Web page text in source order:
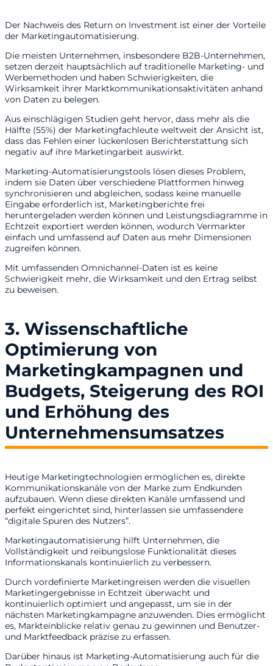
Der Nachweis des Return on Investment ist einer der Vorteile
der Marketingautomatisierung.
Die meisten Unternehmen, insbesondere B2B-Unternehmen,
setzen derzeit hauptsächlich auf traditionelle Marketing- und
Werbemethoden und haben Schwierigkeiten, die
Wirksamkeit ihrer Marktkommunikationsaktivitäten anhand
von Daten zu belegen.
Aus einschlägigen Studien geht hervor, dass mehr als die
Hälfte (55%) der Marketingfachleute weltweit der Ansicht ist,
dass das Fehlen einer lückenlosen Berichterstattung sich
negativ auf ihre Marketingarbeit auswirkt.
Marketing-Automatisierungstools lösen dieses Problem,
indem sie Daten über verschiedene Plattformen hinweg
synchronisieren und abgleichen, sodass keine manuelle
Eingabe erforderlich ist, Marketingberichte frei
heruntergeladen werden können und Leistungsdiagramme in
Echtzeit exportiert werden können, wodurch Vermarkter
einfach und umfassend auf Daten aus mehr Dimensionen
zugreifen können.
Mit umfassenden Omnichannel-Daten ist es keine
Schwierigkeit mehr, die Wirksamkeit und den Ertrag selbst
zu beweisen.
3. Wissenschaftliche
Optimierung von
Marketingkampagnen und
Budgets, Steigerung des ROI
und Erhöhung des
Unternehmensumsatzes
Heutige Marketingtechnologien ermöglichen es, direkte
Kommunikationskanäle von der Marke zum Endkunden
aufzubauen. Wenn diese direkten Kanäle umfassend und
perfekt eingerichtet sind, hinterlassen sie umfassendere
“digitale Spuren des Nutzers”.
Marketingautomatisierung hilft Unternehmen, die
Vollständigkeit und reibungslose Funktionalität dieses
Informationskanals kontinuierlich zu verbessern.
Durch vordefinierte Marketingreisen werden die visuellen
Marketingergebnisse in Echtzeit überwacht und
kontinuierlich optimiert und angepasst, um sie in der
nächsten Marketingkampagne anzuwenden. Dies ermöglicht
es, Markteinblicke relativ genau zu gewinnen und Benutzer-
und Marktfeedback präzise zu erfassen.
Darüber hinaus ist Marketing-Automatisierung auch für die